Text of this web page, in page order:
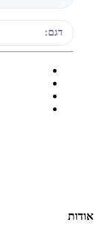
דגם:
אודות